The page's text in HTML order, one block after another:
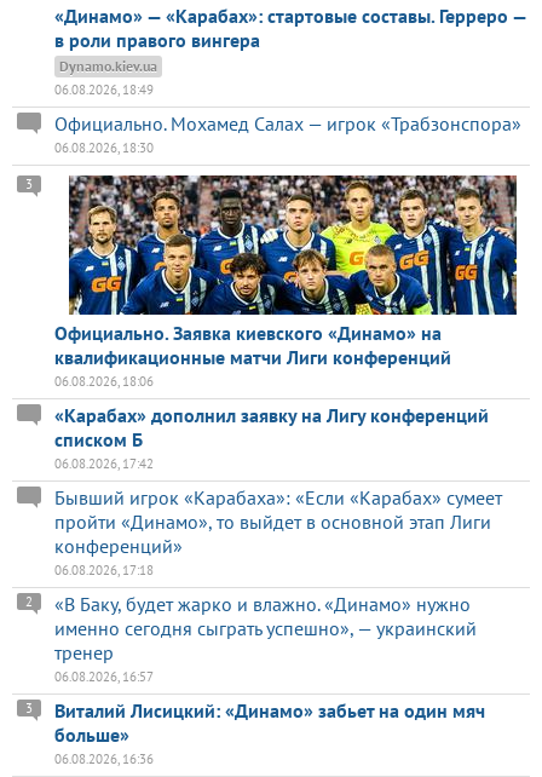
«Динамо» — «Карабах»: стартовые составы. Герреро —
в роли правого вингера
Dynamo.kiev.ua
06.08.2026, 18:49
Официально. Мохамед Салах — игрок «Трабзонспора»
06.08.2026, 18:30
Официально. Заявка киевского «Динамо» на
квалификационные матчи Лиги конференций
3
06.08.2026, 18:06
«Карабах» дополнил заявку на Лигу конференций
списком Б
06.08.2026, 17:42
Бывший игрок «Карабаха»: «Если «Карабах» сумеет
пройти «Динамо», то выйдет в основной этап Лиги
конференций»
06.08.2026, 17:18
«В Баку, будет жарко и влажно. «Динамо» нужно
именно сегодня сыграть успешно», — украинский
тренер
2
06.08.2026, 16:57
Виталий Лисицкий: «Динамо» забьет на один мяч
больше»
3
06.08.2026, 16:36